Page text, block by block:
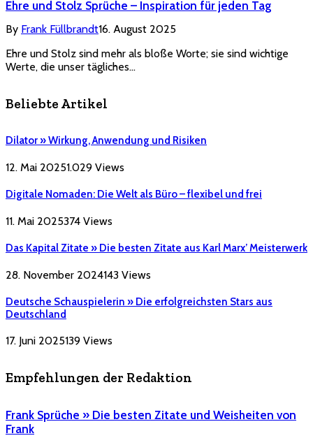
Ehre und Stolz Sprüche – Inspiration für jeden Tag
By Frank Füllbrandt16. August 2025
Ehre und Stolz sind mehr als bloße Worte; sie sind wichtige
Werte, die unser tägliches…
Beliebte Artikel
Dilator » Wirkung, Anwendung und Risiken
12. Mai 20251.029 Views
Digitale Nomaden: Die Welt als Büro – flexibel und frei
11. Mai 2025374 Views
Das Kapital Zitate » Die besten Zitate aus Karl Marx’ Meisterwerk
28. November 2024143 Views
Deutsche Schauspielerin » Die erfolgreichsten Stars aus
Deutschland
17. Juni 2025139 Views
Empfehlungen der Redaktion
Frank Sprüche » Die besten Zitate und Weisheiten von
Frank